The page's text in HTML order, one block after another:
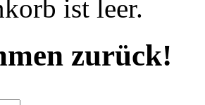
ist leer.
zurück!